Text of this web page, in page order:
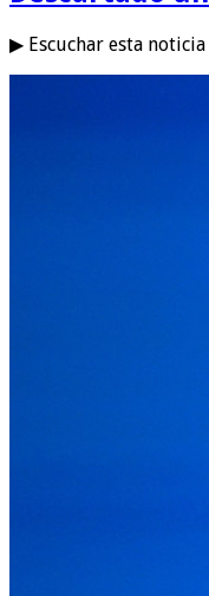
▶ Escuchar esta